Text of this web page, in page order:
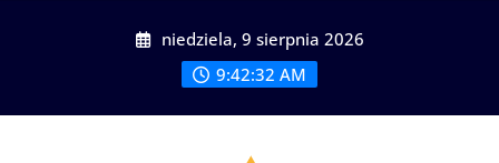
niedziela, 9 sierpnia 2026
9:42:34 AM